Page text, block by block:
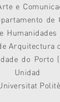
e
Arquitectura
do Porto